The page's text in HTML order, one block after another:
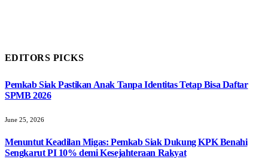
EDITORS PICKS
Pemkab Siak Pastikan Anak Tanpa Identitas Tetap Bisa Daftar
SPMB 2026
June 25, 2026
Menuntut Keadilan Migas: Pemkab Siak Dukung KPK Benahi
Sengkarut PI 10% demi Kesejahteraan Rakyat